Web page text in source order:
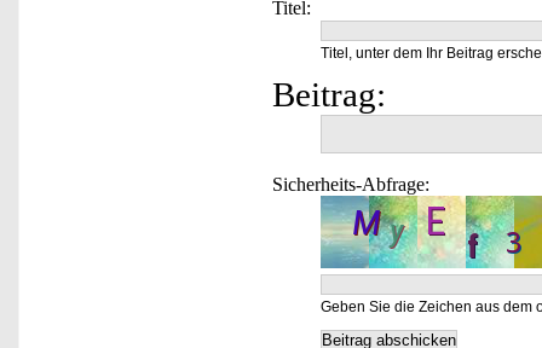
Titel:
Titel, unter dem Ihr Beitrag
Beitrag:
Sicherheits-Abfrage:
Geben Sie die Zeichen aus dem